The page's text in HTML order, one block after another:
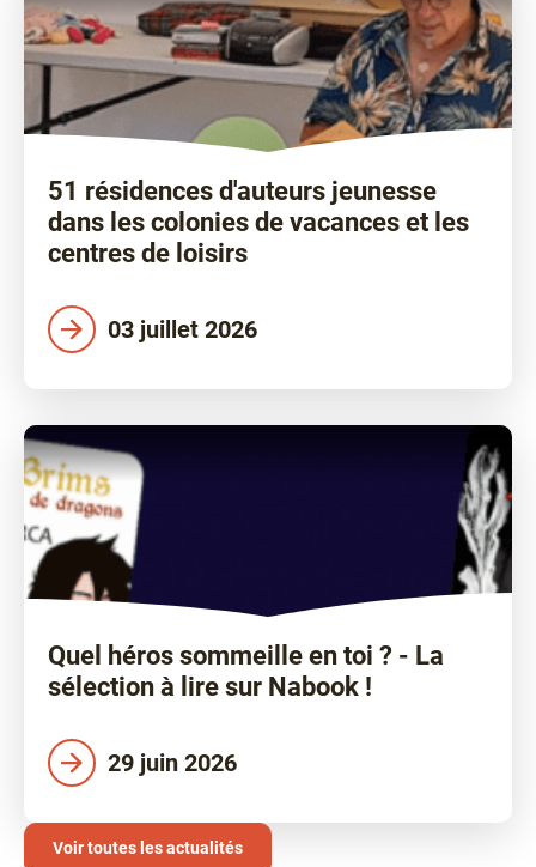
51 résidences d'auteurs jeunesse
dans les colonies de vacances et les
centres de loisirs
03 juillet 2026
Quel héros sommeille en toi ? - La
sélection à lire sur Nabook !
29 juin 2026
Voir toutes les actualités